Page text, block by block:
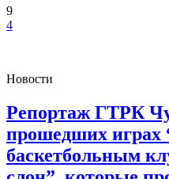
9
4
Новости
Репортаж ГТРК
прошедших играх
баскетбольным